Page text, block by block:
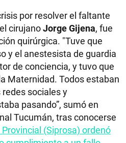
por resolver el faltante
cirujanoJorge Gijena, fue
quirúrgica. "Tuve que
y el anestesista de guardia
de conciencia, y tuvo que
Maternidad. Todos estaban
sociales y
pasando”, sumó en
Tucumán, tras conocerse
(Siprosa) ordenó